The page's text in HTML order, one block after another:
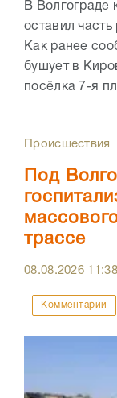
В Волгограде
оставил
Как ранее
бушует в
посёлка 7-я
Происшествия
Под
трассе
08.08.2026 11:38
Комментарии